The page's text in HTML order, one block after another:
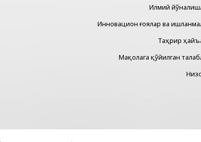
Илмий
Инновацион ғоялар ва
Таҳрир
Мақолага қўйилган